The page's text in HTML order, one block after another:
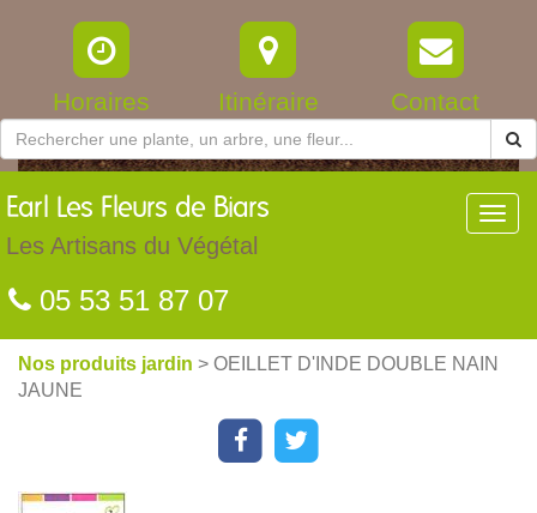
Horaires Itinéraire Contact
Earl Les Fleurs de Biars
Les Artisans du Végétal
05 53 51 87 07
Nos produits jardin > OEILLET D'INDE DOUBLE NAIN
JAUNE